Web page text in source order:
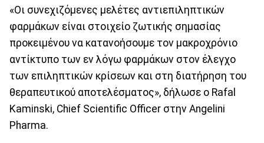
«Οι συνεχιζόμενες μελέτες αντιεπιληπτικών
φαρμάκων είναι στοιχείο ζωτικής σημασίας
προκειμένου να κατανοήσουμε τον μακροχρόνιο
αντίκτυπο των εν λόγω φαρμάκων στον έλεγχο
των επιληπτικών κρίσεων και στη διατήρηση του
θεραπευτικού αποτελέσματος», δήλωσε ο Rafal
Kaminski, Chief Scientific Officer στην Angelini
Pharma.